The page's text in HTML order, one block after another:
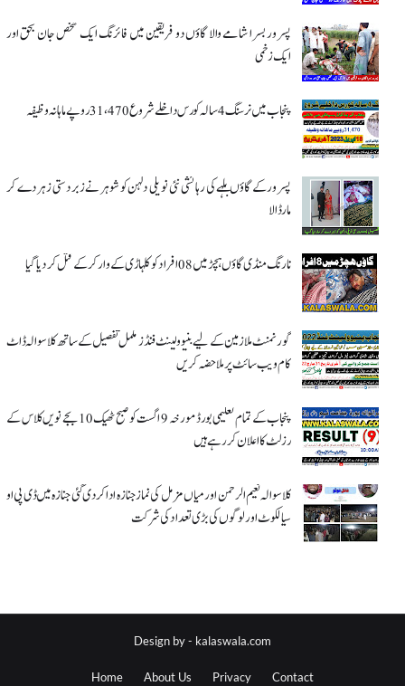
پسرور بسرا شامے والا گاؤں دو فریقین میں فائرنگ ایک شخص جان بحق اور
ایک زخمی
پنجاب میں نرسنگ 4 سالہ کورس داخلے شروع 31،470 روپے ماہانہ وظیفہ
پسرور کے گاؤں بلہے کی رہائشی نئی نویلی دلہن کو شوہر نے زبردستی زہر دے کر
مار ڈالا
نارنگ منڈی گاؤں ہچڑ میں 08 افراد کو کلہاڑی کے وار کر کے قتل کر دیا گیا
گورنمنٹ ملازمین کے لیے بنیوولینٹ فنڈز مکمل تفصیل کے ساتھ کلاسوالہ ڈاٹ
کام ویب سائٹ پر ملاحضہ کریں
پنجاب کے تمام تعلیمی بورڈ مورخہ 9 اگست کو صبح ٹھیک 10 بجے نویں کلاس کے
رزلٹ کا اعلان کر رہے ہیں
کلاسوالہ نعیم الرحمن اور میاں مزمل کی نماز جنازہ ادا کر دی گئی جنازہ میں ڈی پی او
سیالکوٹ اور لوگوں کی بڑی تعداد کی شرکت
Design by - kalaswala.com
Home About Us Privacy Contact